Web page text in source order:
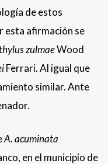
de estos
esta afirmación se
zulmaeWood
Ferrari. Al igual que
similar. Ante
A. acuminata
en el municipio de